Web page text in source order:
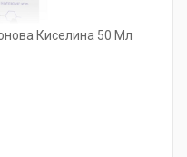
Киселина 50 Мл